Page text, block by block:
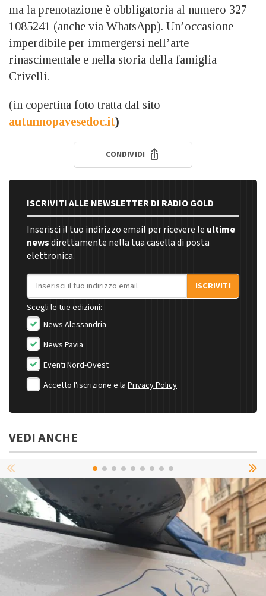
ma la prenotazione è obbligatoria al numero 327
1085241 (anche via WhatsApp). Un’occasione
imperdibile per immergersi nell’arte
rinascimentale e nella storia della famiglia
Crivelli.
(in copertina foto tratta dal sito
autunnopavesedoc.it)
CONDIVIDI
ISCRIVITI ALLE NEWSLETTER DI RADIO GOLD
Inserisci il tuo indirizzo email per ricevere le ultime
newsdirettamente nella tua casella di posta
elettronica.
Indirizzo email
ISCRIVITI
Scegli le tue edizioni:
News Alessandria
News Pavia
Eventi Nord-Ovest
Accetto l'iscrizione e la Privacy Policy
VEDI ANCHE